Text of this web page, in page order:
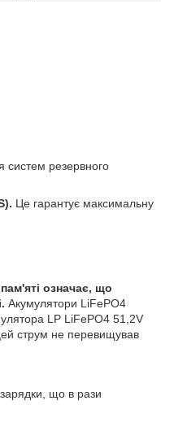
систем резервного
Це гарантує максимальну
означає, що
Акумулятори LiFePO4
LP LiFePO4 51,2V
струм не перевищував
що в рази